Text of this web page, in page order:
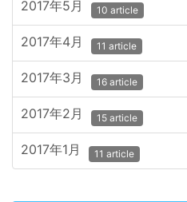
2017年5月 10 article
2017年4月 11 article
2017年3月 16 article
2017年2月 15 article
2017年1月 11 article